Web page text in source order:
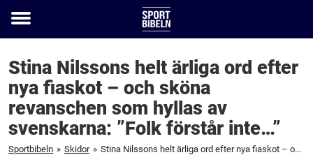
Toggle
Stina Nilssons helt ärliga ord efter
nya fiaskot – och sköna
revanschen som hyllas av
svenskarna: ”Folk förstår inte…”
Sportbibeln » Skidor » Stina Nilssons helt ärliga ord efter nya fiaskot – och sköna revanschen som hyllas av svenskarna: "Folk förstår inte..."